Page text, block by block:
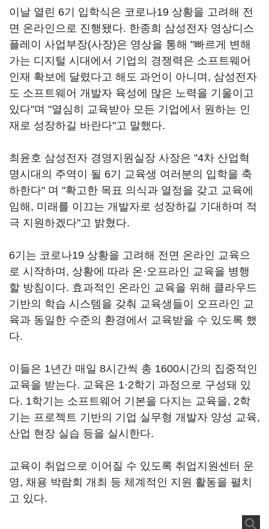
이날 열린 6기 입학식은 코로나19 상황을 고려해 전
면 온라인으로 진행됐다. 한종희 삼성전자 영상디스
플레이 사업부장(사장)은 영상을 통해 "빠르게 변해
가는 디지털 시대에서 기업의 경쟁력은 소프트웨어
인재 확보에 달렸다고 해도 과언이 아니며, 삼성전자
도 소프트웨어 개발자 육성에 많은 노력을 기울이고
있다"며 "열심히 교육받아 모든 기업에서 원하는 인
재로 성장하길 바란다"고 말했다.
최윤호 삼성전자 경영지원실장 사장은 "4차 산업혁
명시대의 주역이 될 6기 교육생 여러분의 입학을 축
하한다" 며 "확고한 목표 의식과 열정을 갖고 교육에
임해, 미래를 이끄는 개발자로 성장하길 기대하며 적
극 지원하겠다"고 밝혔다.
6기는 코로나19 상황을 고려해 전면 온라인 교육으
로 시작하며, 상황에 따라 온·오프라인 교육을 병행
할 방침이다. 효과적인 온라인 교육을 위해 클라우드
기반의 학습 시스템을 갖춰 교육생들이 오프라인 교
육과 동일한 수준의 환경에서 교육받을 수 있도록 했
다.
이들은 1년간 매일 8시간씩 총 1600시간의 집중적인
교육을 받는다. 교육은 1·2학기 과정으로 구성돼 있
다. 1학기는 소프트웨어 기본을 다지는 교육을, 2학
기는 프로젝트 기반의 기업 실무형 개발자 양성 교육,
산업 현장 실습 등을 실시한다.
교육이 취업으로 이어질 수 있도록 취업지원센터 운
영, 채용 박람회 개최 등 체계적인 지원 활동을 펼치
고 있다.